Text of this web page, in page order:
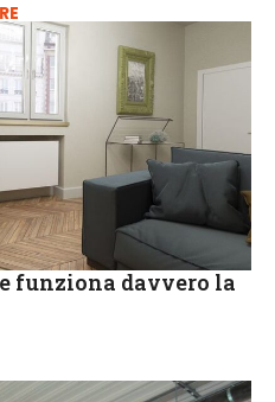
funziona davvero la